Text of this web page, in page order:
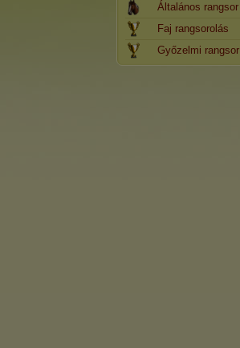
Általános rangsor
Faj rangsorolás
Győzelmi rangsor